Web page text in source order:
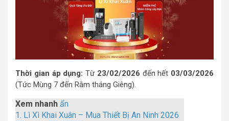
Thời gian áp dụng: Từ 23/02/2026 đến hết 03/03/2026
(Tức Mùng 7 đến Rằm tháng Giêng).
Xem nhanh ẩn
1. Lì Xì Khai Xuân – Mua Thiết Bị An Ninh 2026